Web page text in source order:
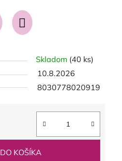
Skladom (40 ks)
10.8.2026
8030778020919
DO KOŠÍKA